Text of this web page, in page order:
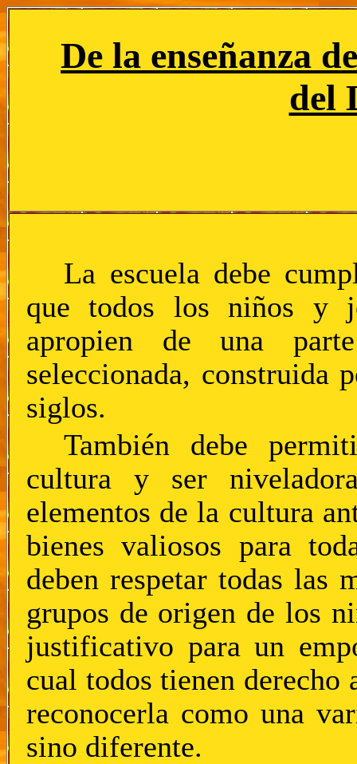
De la enseñanza
del
La escuela debe
que todos los niños y
apropien de una
seleccionada, construida
siglos.
También debe
cultura y ser
elementos de la cultura
bienes valiosos para
deben respetar todas las
grupos de origen de los
justificativo para un
cual todos tienen
reconocerla como una
sino diferente.